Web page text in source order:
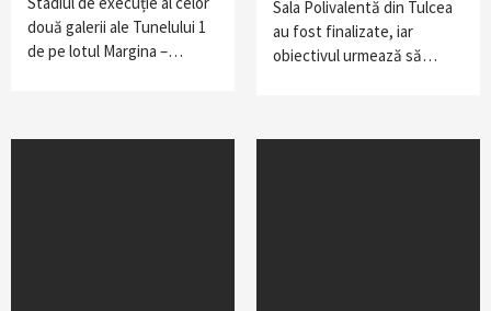
două galerii ale Tunelului 1
de pe lotul Margina –…
Sala Polivalentă din Tulcea
au fost finalizate, iar
obiectivul urmează să…